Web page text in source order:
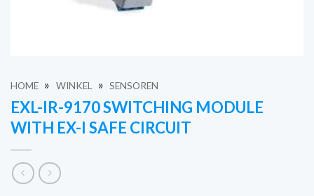
HOME » WINKEL » SENSOREN
EXL-IR-9170 SWITCHING MODULE
WITH EX-I SAFE CIRCUIT